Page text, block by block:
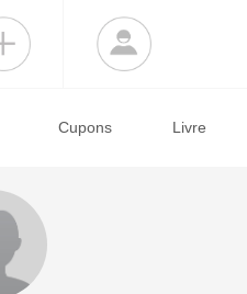
Cupons Livre